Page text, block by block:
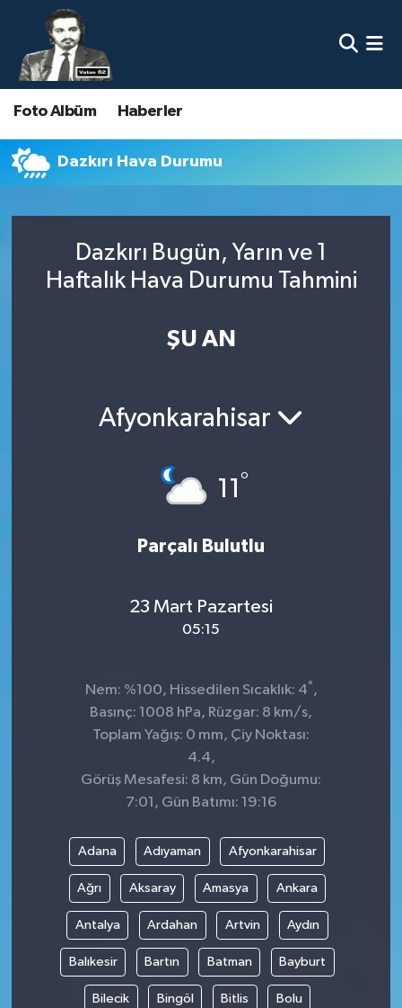
Foto Albüm Haberler
Dazkırı Hava Durumu
Dazkırı Bugün, Yarın ve 1
Haftalık Hava Durumu Tahmini
ŞU AN
Afyonkarahisar
11°
Parçalı Bulutlu
23 Mart Pazartesi
05:15
Nem: %100, Hissedilen Sıcaklık: 4° ,
Basınç: 1008 hPa, Rüzgar: 8 km/s,
Toplam Yağış: 0 mm, Çiy Noktası:
4.4,
Görüş Mesafesi: 8 km, Gün Doğumu:
7:01, Gün Batımı: 19:16
Adana Adıyaman Afyonkarahisar
Ağrı Aksaray Amasya Ankara
Antalya Ardahan Artvin Aydın
Balıkesir Bartın Batman Bayburt
Bilecik Bingöl Bitlis Bolu
Nöbetçi Eczaneler
Hava Durumu
Namaz Vakitleri
Süper Lig Puan Durumu ve Fikstür
Son Dakika Haberleri